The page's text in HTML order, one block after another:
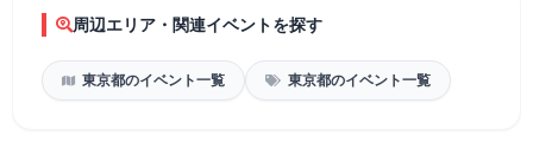
周辺エリア・関連イベントを探す
東京都のイベント一覧 東京都のイベント一覧